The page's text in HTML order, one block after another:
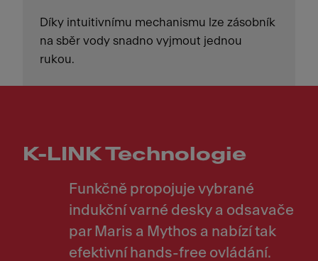
Díky intuitivnímu mechanismu lze zásobník
na sběr vody snadno vyjmout jednou
rukou.
K-LINK Technologie
Funkčně propojuje vybrané
indukční varné desky a odsavače
par Maris a Mythos a nabízí tak
efektivní hands-free ovládání.